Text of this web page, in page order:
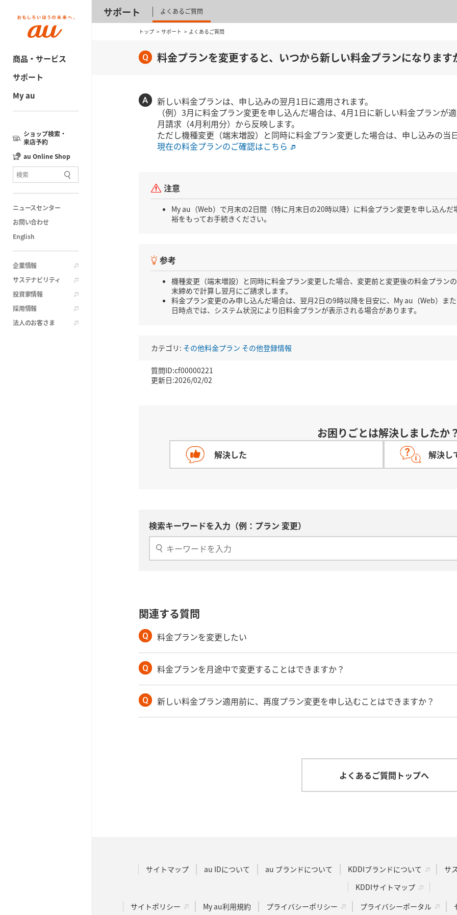
商品・サービス
サポート
My au
ショップ検索・
来店予約
au Online Shop
ニュースセンター
お問い合わせ
English
企業情報
サステナビリティ
投資家情報
採用情報
法人のお客さま
サポート よくあるご質問
トップ サポート よくあるご質問
料金プランを変更すると、いつから新しい料金プランになります
新しい料金プランは、申し込みの翌月1日に適用されます。
（例）3月に料金プラン変更を申し込んだ場合は、4月1日に新しい料金プランが
月請求（4月利用分）から反映します。
ただし機種変更（端末増設）と同時に料金プラン変更した場合は、申し込みの当
現在の料金プランのご確認はこちら
注意
My au（Web）で月末の2日間（特に月末日の20時以降）に料金プラン変更を申し込ん
裕をもってお手続きください。
参考
機種変更（端末増設）と同時に料金プラン変更した場合、変更前と変更後の料金プラン
末締めで計算し翌月にご請求します。
料金プラン変更のみ申し込んだ場合は、翌月2日の9時以降を目安に、My au（Web）ま
日時点では、システム状況により旧料金プランが表示される場合があります。
カテゴリ: その他料金プラン その他登録情報
質問ID:cf00000221
更新日:2026/02/02
お困りごとは解決しましたか
解決した 解決し
検索キーワードを入力（例：プラン 変更）
関連する質問
料金プランを変更したい
料金プランを月途中で変更することはできますか？
新しい料金プラン適用前に、再度プラン変更を申し込むことはできますか？
よくあるご質問トップへ
サイトマップ au IDについて au ブランドについて KDDIブランドについて
サ
KDDIサイトマップ
サイトポリシー
My au利用規約 プライバシーポリシー プライバシーポータル